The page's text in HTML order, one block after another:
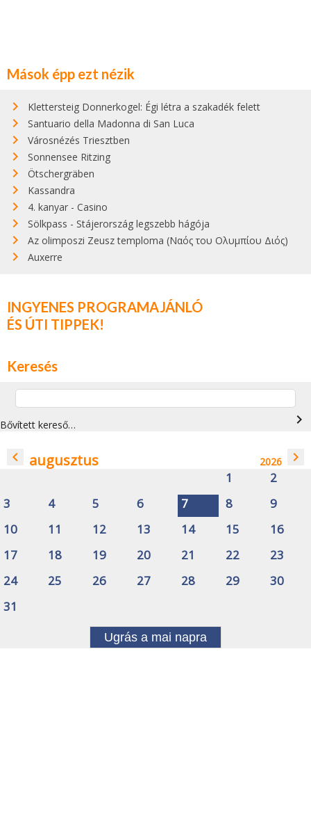
Mások épp ezt nézik
Klettersteig Donnerkogel: Égi létra a szakadék felett
Santuario della Madonna di San Luca
Városnézés Triesztben
Sonnensee Ritzing
Ötschergräben
Kassandra
4. kanyar - Casino
Sölkpass - Stájerország legszebb hágója
Az olimposzi Zeusz temploma (Ναός του Ολυμπίου Διός)
Auxerre
INGYENES PROGRAMAJÁNLÓ
ÉS ÚTI TIPPEK!
Keresés
Bővített kereső… navigate_next
navigate_before augusztus 2026 navigate_next
1
2
3
4 5 6 7 8
9
10
11 12 13 14 15
16
17
18 19 20 21 22
23
24
25 26 27 28 29
30
31
Ugrás a mai napra